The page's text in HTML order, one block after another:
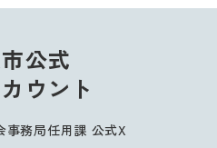
公式
ウント
事務局任用課 公式X